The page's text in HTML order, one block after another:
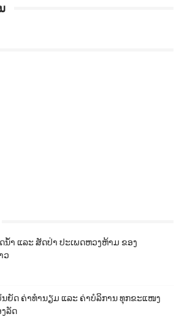
ນ້ຳ ແລະ ສັດປ່າ ປະເພດຫວງຫ້າມ ຂອງ
ວ
ຍັດ ຄ່າທຳນຽມ ແລະ ຄ່າບໍລິການ ທຸກຂະແໜງ
ລັດ